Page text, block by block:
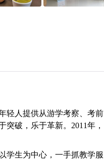
轻人提供从游学考察、考前
破，乐于革新。2011年，
学生为中心，一手抓教学服